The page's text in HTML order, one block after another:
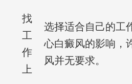
找
工
作
上
选择适合自己的工
心白癜风的影响，
风并无要求。